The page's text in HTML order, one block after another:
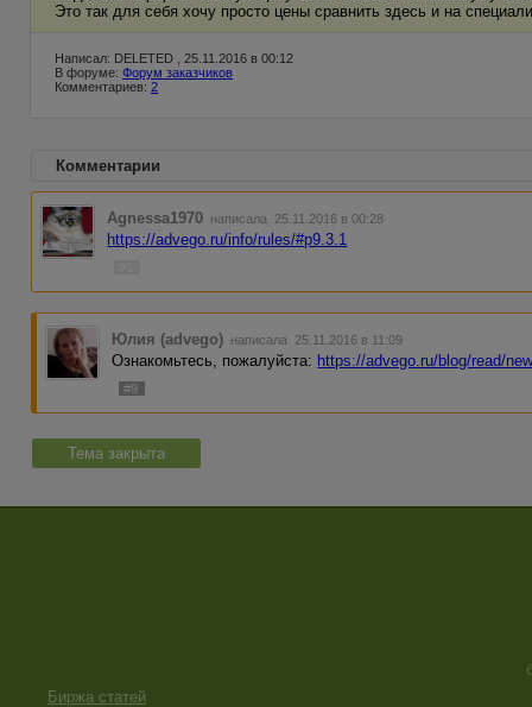
Это так для себя хочу просто цены сравнить здесь и на
Написал: DELETED , 25.11.2016 в 00:12
В форуме: Форум заказчиков
Комментариев: 2
Комментарии
Agnessa1970 написала 25.11.2016 в 00:28
https://advego.ru/info/rules/#p9.3.1
Юлия (advego) написала 25.11.2016 в 11:09
Ознакомьтесь, пожалуйста: https://advego.ru/blog/read/
#9
Тема закрыта
Биржа статей